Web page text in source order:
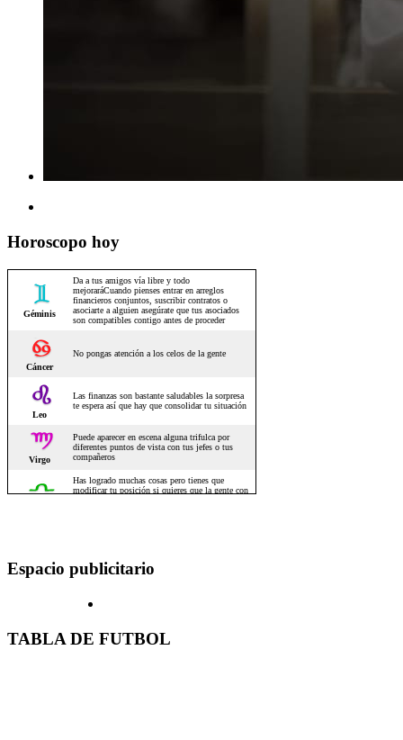
Horoscopo hoy
Espacio publicitario
TABLA DE FUTBOL